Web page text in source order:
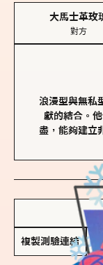
大馬士革玫
對方
浪漫型與無私
獻的結合。
盡，能夠建立
複製測驗連結